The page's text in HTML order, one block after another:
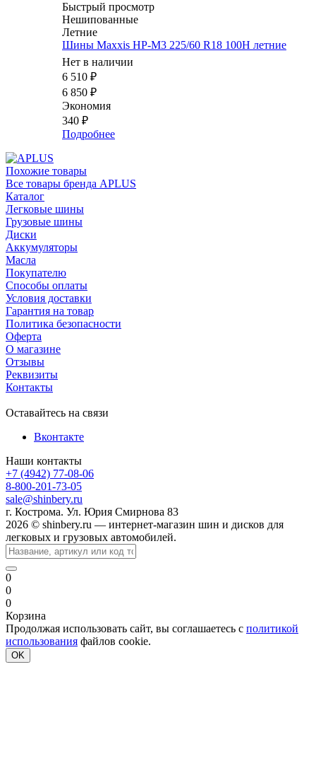
Быстрый просмотр
Нешипованные
Летние
Шины Maxxis HP-M3 225/60 R18 100H летние
Нет в наличии
6 510 ₽
6 850 ₽
Экономия
340 ₽
Подробнее
Похожие товары
Все товары бренда APLUS
Каталог
Легковые шины
Грузовые шины
Диски
Аккумуляторы
Масла
Покупателю
Способы оплаты
Условия доставки
Гарантия на товар
Политика безопасности
Оферта
О магазине
Отзывы
Реквизиты
Контакты
Оставайтесь на связи
Вконтакте
Наши контакты
+7 (4942) 77-08-06
8-800-201-73-05
sale@shinbery.ru
г. Кострома. Ул. Юрия Смирнова 83
2026 © shinbery.ru — интернет-магазин шин и дисков для
легковых и грузовых автомобилей.
0
0
0
Корзина
Продолжая использовать сайт, вы соглашаетесь с политикой
использования файлов cookie.
OK